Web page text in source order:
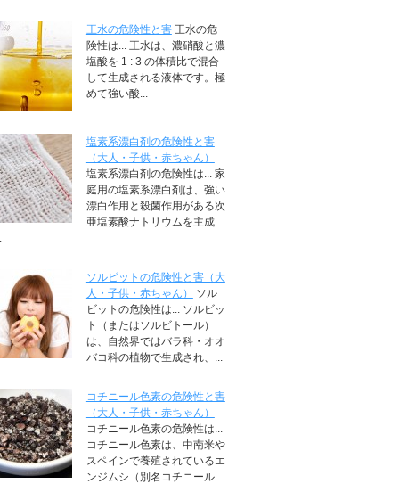
王水の危険性と害 王水の危
険性は... 王水は、濃硝酸と濃
塩酸を 1 : 3 の体積比で混合
して生成される液体です。極
めて強い酸...
塩素系漂白剤の危険性と害
（大人・子供・赤ちゃん）
塩素系漂白剤の危険性は... 家
庭用の塩素系漂白剤は、強い
漂白作用と殺菌作用がある次
亜塩素酸ナトリウムを主成
ソルビットの危険性と害（大
人・子供・赤ちゃん）
ソル
ビットの危険性は... ソルビッ
ト（またはソルビトール）
は、自然界ではバラ科・オオ
バコ科の植物で生成され、...
コチニール色素の危険性と害
（大人・子供・赤ちゃん）
コチニール色素の危険性は...
コチニール色素は、中南米や
スペインで養殖されているエ
ンジムシ（別名コチニール